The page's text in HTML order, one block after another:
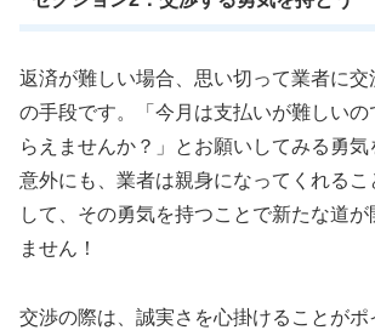
返済が難しい場合、思い切って業者に交
の手段です。「今月は支払いが難しいの
らえませんか？」とお願いしてみる勇気
意外にも、業者は親身になってくれるこ
して、その勇気を持つことで新たな道
ません！
交渉の際は、誠実さを心掛けることが